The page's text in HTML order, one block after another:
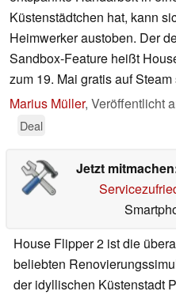
Küstenstädtchen hat, kann
Heimwerker austoben. Der
Sandbox-Feature heißt
zum 19. Mai gratis auf Steam
Marius Müller, Veröffentlicht
Deal
Jetzt
House Flipper 2 ist die
beliebten
der idyllischen Küstenstadt